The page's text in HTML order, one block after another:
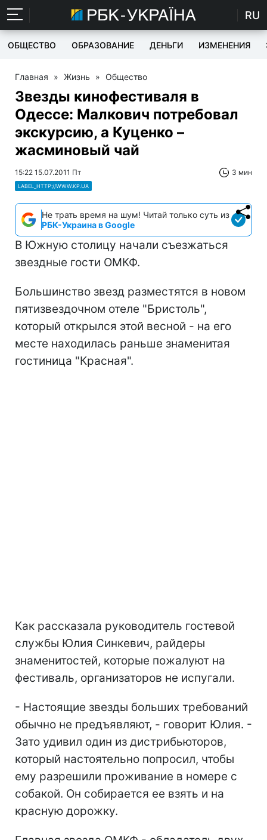
RU
ОБЩЕСТВО ОБРАЗОВАНИЕ ДЕНЬГИ ИЗМЕНЕНИЯ
Главная » Жизнь » Общество
Звезды кинофестиваля в
Одессе: Малкович потребовал
экскурсию, а Куценко –
жасминовый чай
15:22 15.07.2011 Пт 3 мин
LABEL_HTTP://WWW.KP.UA
Не трать время на шум! Читай только суть из
РБК-Украина в Google
В Южную столицу начали съезжаться
звездные гости ОМКФ.
Большинство звезд разместятся в новом
пятизвездочном отеле "Бристоль",
который открылся этой весной - на его
месте находилась раньше знаменитая
гостиница "Красная".
Как рассказала руководитель гостевой
службы Юлия Синкевич, райдеры
знаменитостей, которые пожалуют на
фестиваль, организаторов не испугали.
- Настоящие звезды больших требований
обычно не предъявляют, - говорит Юлия. -
Зато удивил один из дистрибьюторов,
который настоятельно попросил, чтобы
ему разрешили проживание в номере с
собакой. Он собирается ее взять и на
красную дорожку.